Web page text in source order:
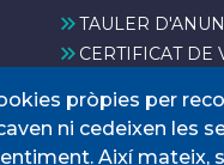
TAULER
CERTIFICAT DE
pròpies per
ni cedeixen les
Així mateix,